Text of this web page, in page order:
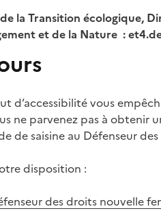
la Transition écologique,
et de la Nature :
d’accessibilité vous
ne parvenez pas à
de saisine au Défenseur
disposition :
des droits nouvelle